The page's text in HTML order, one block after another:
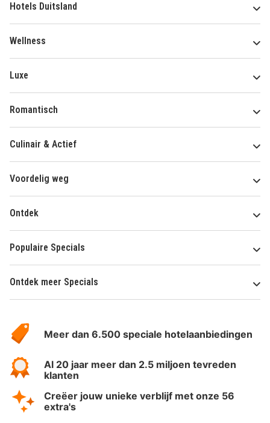
Hotels Duitsland
Wellness
Luxe
Romantisch
Culinair & Actief
Voordelig weg
Ontdek
Populaire Specials
Ontdek meer Specials
HotelSpecials
Meer dan 6.500 speciale hotelaanbiedingen
Al 20 jaar meer dan 2.5 miljoen tevreden
klanten
Creëer jouw unieke verblijf met onze 56
extra's